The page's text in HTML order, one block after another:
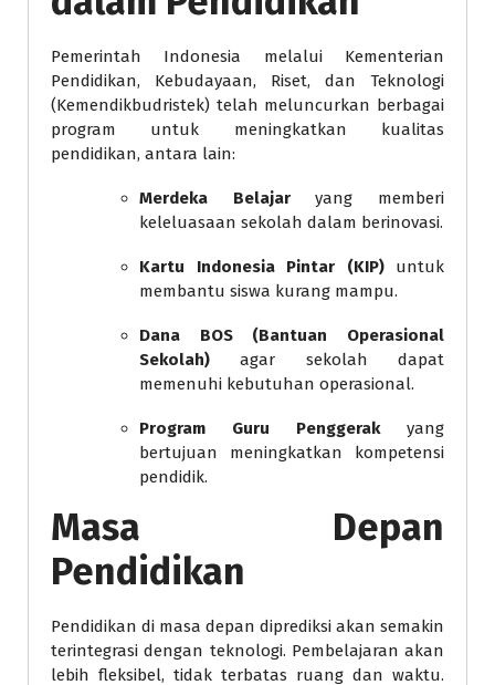
Pemerintah Indonesia melalui Kementerian
Pendidikan, Kebudayaan, Riset, dan Teknologi
(Kemendikbudristek) telah meluncurkan berbagai
program untuk meningkatkan kualitas
pendidikan, antara lain:
Merdeka Belajaryang memberi
keleluasaan sekolah dalam berinovasi.
Kartu Indonesia Pintar (KIP)untuk
membantu siswa kurang mampu.
Dana BOS (Bantuan Operasional
Sekolah) agar sekolah dapat
memenuhi kebutuhan operasional.
Program Guru Penggerakyang
bertujuan meningkatkan kompetensi
pendidik.
Masa Depan
Pendidikan
Pendidikan di masa depan diprediksi akan semakin
terintegrasi dengan teknologi. Pembelajaran akan
lebih fleksibel, tidak terbatas ruang dan waktu.